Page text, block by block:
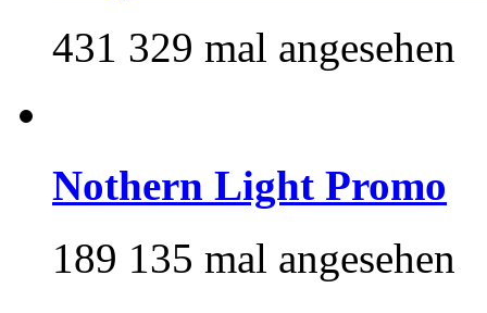
431 329 mal angesehen
Nothern Light Promo
189 135 mal angesehen